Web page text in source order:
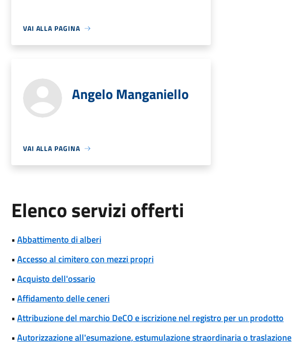
VAI ALLA PAGINA
Angelo Manganiello
VAI ALLA PAGINA
Elenco servizi offerti
•Abbattimento di alberi
•Accesso al cimitero con mezzi propri
•Acquisto dell'ossario
•Affidamento delle ceneri
•Attribuzione del marchio DeCO e iscrizione nel registro per un prodotto
•Autorizzazione all'esumazione, estumulazione straordinaria o traslazione